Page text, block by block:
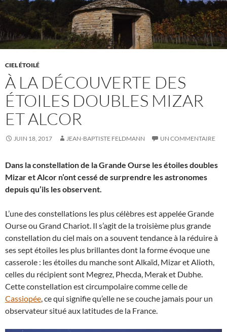
CIEL ÉTOILÉ
À LA DÉCOUVERTE DES
ÉTOILES DOUBLES MIZAR
ET ALCOR
JUIN 18, 2017 JEAN-BAPTISTE FELDMANN UN COMMENTAIRE
Dans la constellation de la Grande Ourse les étoiles doubles
Mizar et Alcor n’ont cessé de surprendre les astronomes
depuis qu’ils les observent.
L’une des constellations les plus célèbres est appelée Grande
Ourse ou Grand Chariot. Il s’agit de la troisième plus grande
constellation du ciel mais on a souvent tendance à la réduire à
ses sept étoiles les plus brillantes dont la forme évoque une
casserole : les étoiles du manche sont Alkaïd, Mizar et Alioth,
celles du récipient sont Megrez, Phecda, Merak et Dubhe.
Cette constellation est circumpolaire comme celle de
Cassiopée, ce qui signifie qu’elle ne se couche jamais pour un
observateur situé aux latitudes de la France.